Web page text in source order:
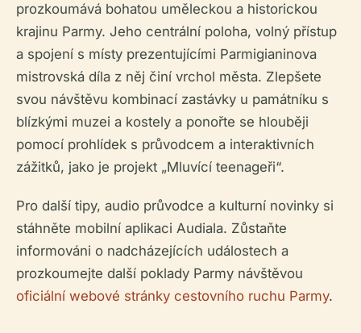
prozkoumává bohatou uměleckou a historickou
krajinu Parmy. Jeho centrální poloha, volný přístup
a spojení s místy prezentujícími Parmigianinova
mistrovská díla z něj činí vrchol města. Zlepšete
svou návštěvu kombinací zastávky u památníku s
blízkými muzei a kostely a ponořte se hlouběji
pomocí prohlídek s průvodcem a interaktivních
zážitků, jako je projekt „Mluvící teenageři“.
Pro další tipy, audio průvodce a kulturní novinky si
stáhněte mobilní aplikaci Audiala. Zůstaňte
informováni o nadcházejících událostech a
prozkoumejte další poklady Parmy návštěvou
oficiální webové stránky cestovního ruchu Parmy.